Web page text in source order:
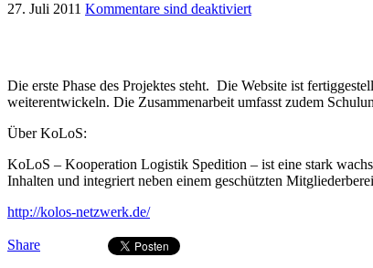
27. Juli 2011 Kommentare sind deaktiviert
Die erste Phase des Projektes steht. Die Website ist
weiterentwickeln. Die Zusammenarbeit umfasst zudem
Über KoLoS:
KoLoS – Kooperation Logistik Spedition – ist eine stark
Inhalten und integriert neben einem geschützten
http://kolos-netzwerk.de/
Share